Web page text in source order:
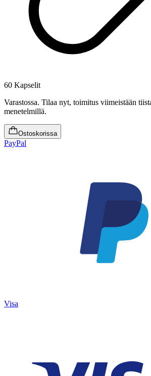
60 Kapselit
Varastossa. Tilaa nyt, toimitus viimeistään
menetelmillä.
Ostoskorissa
PayPal
Visa